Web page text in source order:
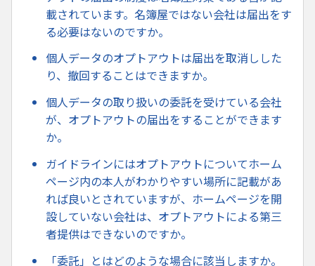
載されています。名簿屋ではない会社は届出をす
る必要はないのですか。
個人データのオプトアウトは届出を取消しした
り、撤回することはできますか。
個人データの取り扱いの委託を受けている会社
が、オプトアウトの届出をすることができます
か。
ガイドラインにはオプトアウトについてホーム
ページ内の本人がわかりやすい場所に記載があ
れば良いとされていますが、ホームページを開
設していない会社は、オプトアウトによる第三
者提供はできないのですか。
「委託」とはどのような場合に該当しますか。